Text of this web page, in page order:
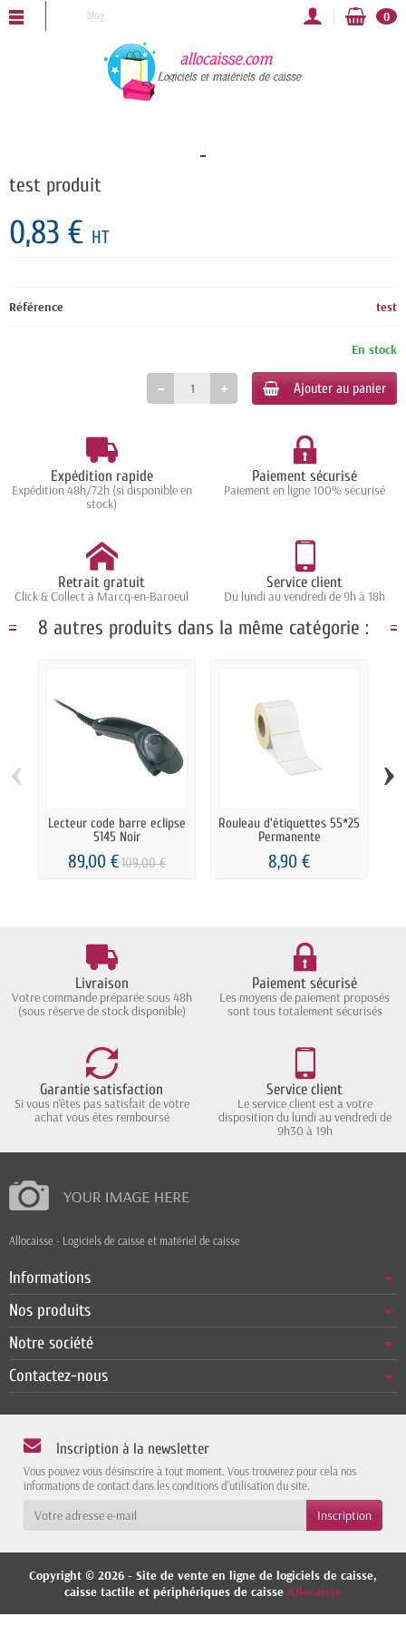
Blog 0
vous souhaite une bonne année 2025 !
test produit
0,83 € HT
Référence test
En stock
Ajouter au panier
Expédition rapide
Expédition 48h/72h (si disponible en
stock)
Paiement sécurisé
Paiement en ligne 100% sécurisé
Retrait gratuit
Click & Collect à Marcq-en-Baroeul
Service client
Du lundi au vendredi de 9h à 18h
8 autres produits dans la même catégorie :
Lecteur code barre eclipse
5145 Noir
89,00 €109,00 €
Rouleau d'étiquettes 55*25
Permanente
8,90 €
‹ ›
Livraison
Votre commande préparée sous 48h
(sous réserve de stock disponible)
Paiement sécurisé
Les moyens de paiement proposés
sont tous totalement sécurisés
Garantie satisfaction
Si vous n'êtes pas satisfait de votre
achat vous êtes remboursé
Service client
Le service client est a votre
disposition du lundi au vendredi de
9h30 à 19h
Allocaisse - Logiciels de caisse et matériel de caisse
Informations
Nos produits
Notre société
Contactez-nous
Inscription à la newsletter
Vous pouvez vous désinscrire à tout moment. Vous trouverez pour cela nos
informations de contact dans les conditions d'utilisation du site.
Copyright © 2026 - Site de vente en ligne de logiciels de caisse,
caisse tactile et périphériques de caisse Allocaisse